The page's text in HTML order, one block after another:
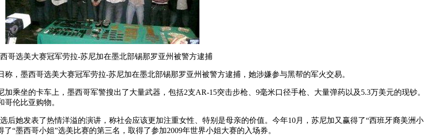
哥选美大赛冠军劳拉-苏尼加在墨北部锡那罗亚州被警方逮捕
称，墨西哥选美大赛冠军劳拉-苏尼加在墨北部锡那罗亚州被警方逮捕，她涉嫌参与黑帮的军火交易。
乘坐的卡车上，墨西哥军警搜出了大量武器，包括2支AR-15突击步枪、9毫米口径手枪、大量弹药以及5.3万美元的现钞。
伦比亚购物。
后她发表了热情洋溢的演讲，称社会应该更加注重女性、特别是母亲的价值。今年10月，苏尼加又赢得了“西班牙裔美洲小
“墨西哥小姐”选美比赛的第三名，取得了参加2009年世界小姐大赛的入场券。